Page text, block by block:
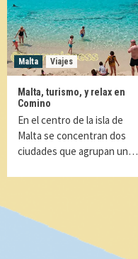
Malta Viajes
Malta, turismo, y relax en
Comino
En el centro de la isla de
Malta se concentran dos
ciudades que agrupan un…